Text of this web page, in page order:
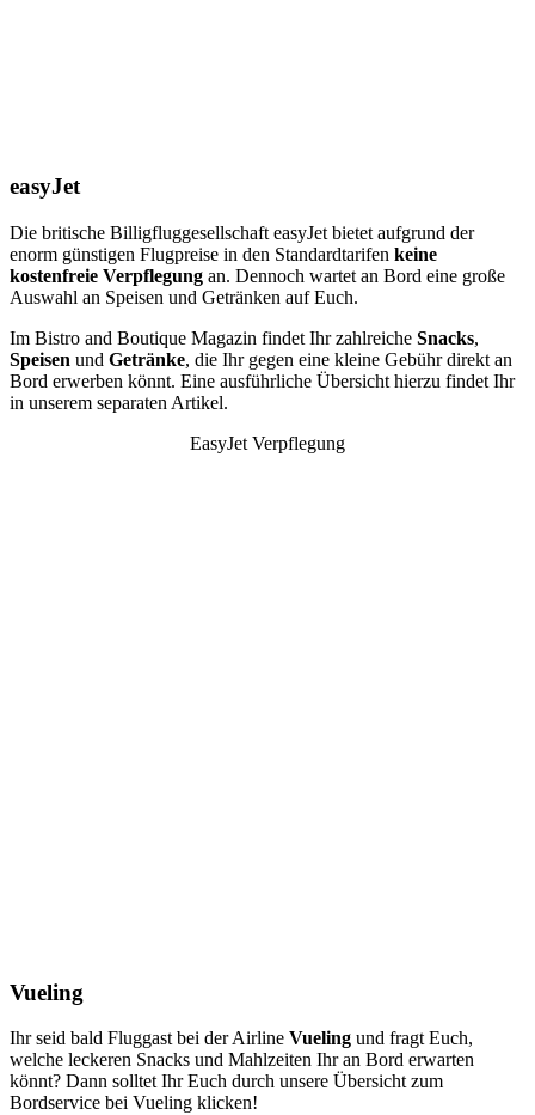
easyJet
Die britische Billigfluggesellschaft easyJet bietet aufgrund der
enorm günstigen Flugpreise in den Standardtarifen keine
kostenfreie Verpflegung an. Dennoch wartet an Bord eine große
Auswahl an Speisen und Getränken auf Euch.
Im Bistro and Boutique Magazin findet Ihr zahlreiche Snacks,
Speisen und Getränke, die Ihr gegen eine kleine Gebühr direkt an
Bord erwerben könnt. Eine ausführliche Übersicht hierzu findet Ihr
in unserem separaten Artikel.
EasyJet Verpflegung
Vueling
Ihr seid bald Fluggast bei der Airline Vueling und fragt Euch,
welche leckeren Snacks und Mahlzeiten Ihr an Bord erwarten
könnt? Dann solltet Ihr Euch durch unsere Übersicht zum
Bordservice bei Vueling klicken!